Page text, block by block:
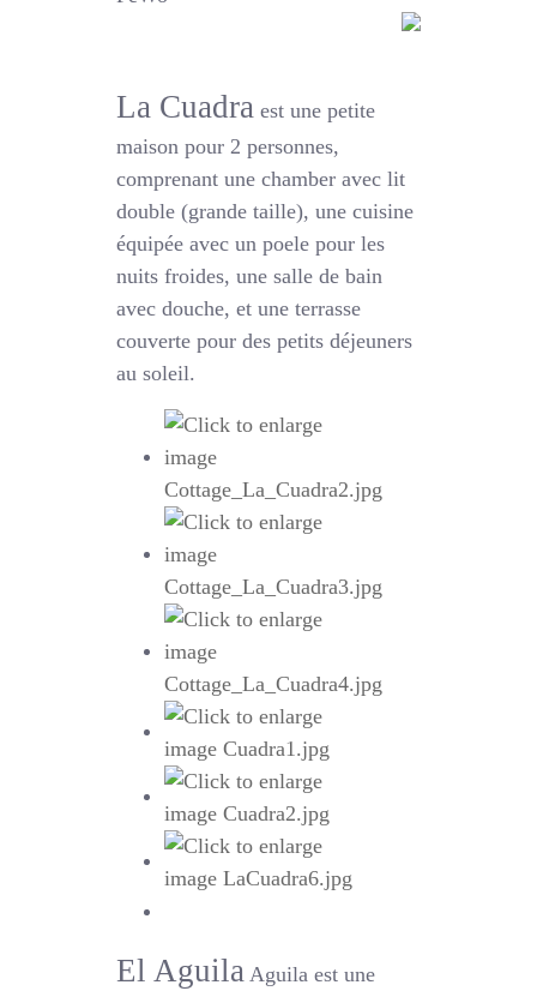
La Cuadra est une petite
maison pour 2 personnes,
comprenant une chamber avec lit
double (grande taille), une cuisine
équipée avec un poele pour les
nuits froides, une salle de bain
avec douche, et une terrasse
couverte pour des petits déjeuners
au soleil.
El Aguila Aguila est une